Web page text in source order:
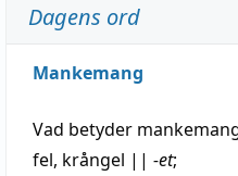
Dagens ord
Mankemang
Vad betyder
fel, krångel || -et;